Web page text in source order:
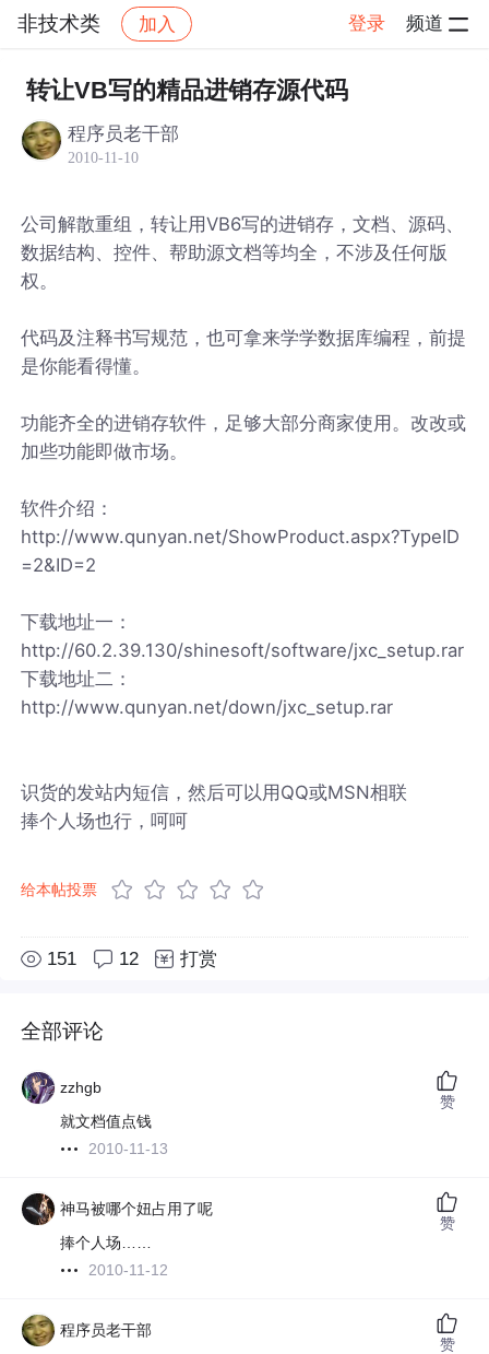
非技术类 加入 登录 频道
社区 非技术类 帖子详情
转让VB写的精品进销存源代码
程序员老干部
2010-11-10
公司解散重组，转让用VB6写的进销存，文档、源码、
数据结构、控件、帮助源文档等均全，不涉及任何版
权。
代码及注释书写规范，也可拿来学学数据库编程，前提
是你能看得懂。
功能齐全的进销存软件，足够大部分商家使用。改改或
加些功能即做市场。
软件介绍：
http://www.qunyan.net/ShowProduct.aspx?TypeID
=2&ID=2
下载地址一：
http://60.2.39.130/shinesoft/software/jxc_setup.rar
下载地址二：
http://www.qunyan.net/down/jxc_setup.rar
识货的发站内短信，然后可以用QQ或MSN相联
捧个人场也行，呵呵
给本帖投票
151 12 打赏
全部评论
zzhgb
就文档值点钱
2010-11-13
赞
神马被哪个妞占用了呢
捧个人场……
2010-11-12
赞
程序员老干部
赞